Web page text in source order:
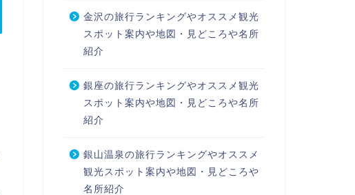
金沢の旅行ランキングやオススメ観光
スポット案内や地図・見どころや名所
紹介
銀座の旅行ランキングやオススメ観光
スポット案内や地図・見どころや名所
紹介
銀山温泉の旅行ランキングやオススメ
観光スポット案内や地図・見どころや
名所紹介